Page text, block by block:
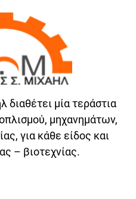
μία τεράστια
μηχανημάτων,
για κάθε είδος και
– βιοτεχνίας.